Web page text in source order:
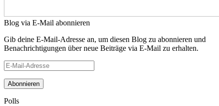
Blog via E-Mail abonnieren
Gib deine E-Mail-Adresse an, um diesen Blog zu abonnieren und
Benachrichtigungen über neue Beiträge via E-Mail zu erhalten.
E-
Mail-
Adresse
Polls